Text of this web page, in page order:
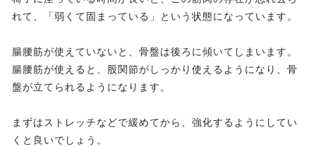
れて、「弱くて固まっている」という状態になっています。
腸腰筋が使えていないと、骨盤は後ろに傾いてしまいます。
腸腰筋が使えると、股関節がしっかり使えるようになり、骨
盤が立てられるようになります。
まずはストレッチなどで緩めてから、強化するようにしてい
くと良いでしょう。